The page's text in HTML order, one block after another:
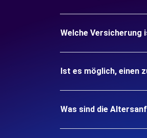
Welche Versicherung
Ist es möglich, einen
Was sind die